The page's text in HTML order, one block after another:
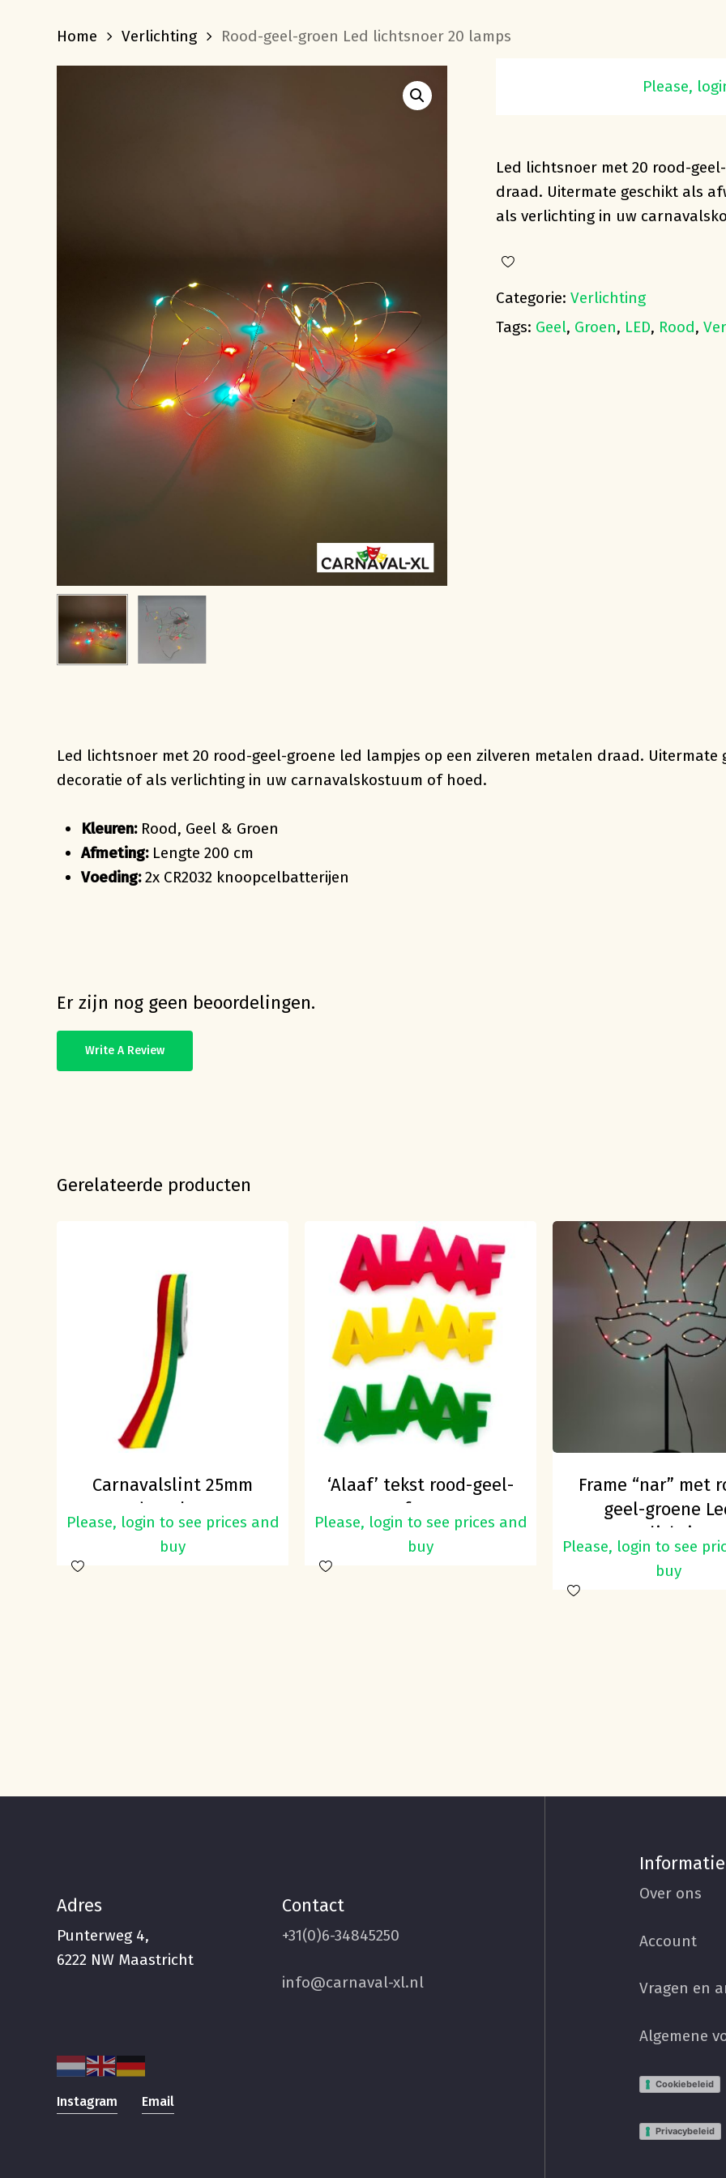
Home Verlichting Rood-geel-groen Led lichtsnoer 20 lamps
Rood-geel-groen
Please,
Led lichtsnoer met 20 rood-
draad. Uitermate geschikt als
als verlichting in uw
Categorie: Verlichting
Tags: Geel, Groen, LED, Rood,
Led lichtsnoer met 20 rood-geel-groene led lampjes op een zilveren metalen draad.
decoratie of als verlichting in uw carnavalskostuum of hoed.
Kleuren:Rood, Geel & Groen
Afmeting:Lengte 200 cm
Voeding:2x CR2032 knoopcelbatterijen
Er zijn nog geen beoordelingen.
Write A Review
Gerelateerde producten
Carnavalslint 25mm
rood-geel-groen
Please, login to see prices and
buy
‘Alaaf’ tekst rood-geel-
groen foam 25cm
Please, login to see prices and
buy
Frame “nar” met
geel-groene
verlichting
Please, login to see
buy
Adres
Punterweg 4,
6222 NW Maastricht
Contact
+31(0)6-34845250
info@carnaval-xl.nl
Instagram Email
Informatie
Over ons
Account
Vragen en
Algemene
Cookiebeleid
Privacybeleid